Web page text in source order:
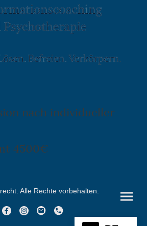
nach individueller
4500€
Alle Rechte vorbehalten.